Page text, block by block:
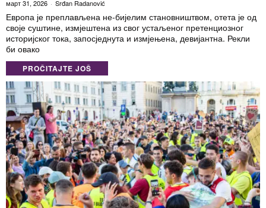
март 31, 2026 Srđan Radanović
Европа је преплављена не-бијелим становништвом, отета је од
своје суштине, измјештена из свог устаљеног претенциозног
историјског тока, запосједнута и измјењена, девијантна. Рекли
би овако
PROČITAJTE JOŠ